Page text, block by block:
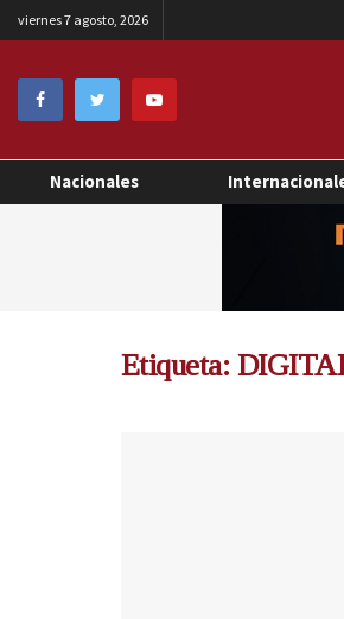
viernes 7 agosto, 2026
Nacionales
Etiqueta: